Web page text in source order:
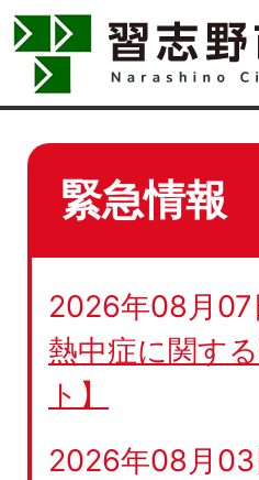
緊急情報
2026年08月07
熱中症に関す
ト】
2026年08月03